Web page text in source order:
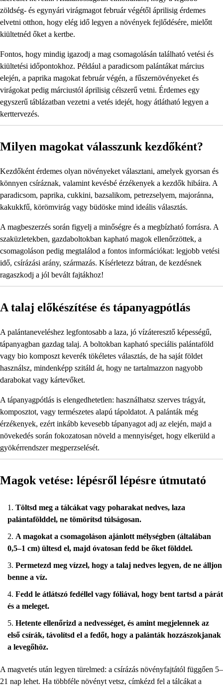
zöldség- és egynyári virágmagot február végétől áprilisig érdemes
elvetni otthon, hogy elég idő legyen a növények fejlődésére, mielőtt
kiültetnéd őket a kertbe.
Fontos, hogy mindig igazodj a mag csomagolásán található vetési és
kiültetési időpontokhoz. Például a paradicsom palántákat március
elején, a paprika magokat február végén, a fűszernövényeket és
virágokat pedig márciustól áprilisig célszerű vetni. Érdemes egy
egyszerű táblázatban vezetni a vetés idejét, hogy átlátható legyen a
kerttervezés.
Milyen magokat válasszunk kezdőként?
Kezdőként érdemes olyan növényeket választani, amelyek gyorsan és
könnyen csíráznak, valamint kevésbé érzékenyek a kezdők hibáira. A
paradicsom, paprika, cukkini, bazsalikom, petrezselyem, majoránna,
kakukkfű, körömvirág vagy büdöske mind ideális választás.
A magbeszerzés során figyelj a minőségre és a megbízható forrásra. A
szaküzletekben, gazdaboltokban kapható magok ellenőrzöttek, a
csomagoláson pedig megtalálod a fontos információkat: legjobb vetési
idő, csírázási arány, származás. Kísérletezz bátran, de kezdésnek
ragaszkodj a jól bevált fajtákhoz!
A talaj előkészítése és tápanyagpótlás
A palántaneveléshez legfontosabb a laza, jó vízáteresztő képességű,
tápanyagban gazdag talaj. A boltokban kapható speciális palántaföld
vagy bio komposzt keverék tökéletes választás, de ha saját földet
használsz, mindenképp szitáld át, hogy ne tartalmazzon nagyobb
darabokat vagy kártevőket.
A tápanyagpótlás is elengedhetetlen: használhatsz szerves trágyát,
komposztot, vagy természetes alapú tápoldatot. A palánták még
érzékenyek, ezért inkább kevesebb tápanyagot adj az elején, majd a
növekedés során fokozatosan növeld a mennyiséget, hogy elkerüld a
gyökérrendszer megperzselését.
Magok vetése: lépésről lépésre útmutató
Töltsd meg a tálcákat vagy poharakat nedves, laza
palántafölddel, ne tömörítsd túlságosan.
A magokat a csomagoláson ajánlott mélységben (általában
0,5–1 cm) ültesd el, majd óvatosan fedd be őket földdel.
Permetezd meg vízzel, hogy a talaj nedves legyen, de ne álljon
benne a víz.
Fedd le átlátszó fedéllel vagy fóliával, hogy bent tartsd a párát
és a meleget.
Hetente ellenőrizd a nedvességet, és amint megjelennek az
első csírák, távolítsd el a fedőt, hogy a palánták hozzászokjanak
a levegőhöz.
A magvetés után legyen türelmed: a csírázás növényfajtától függően 5–
21 nap lehet. Ha többféle növényt vetsz, címkézd fel a tálcákat a